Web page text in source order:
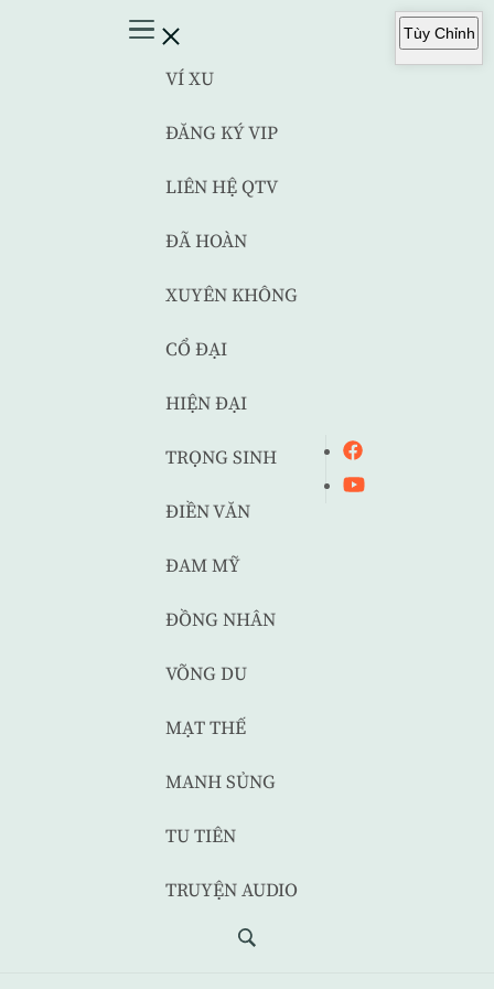
VÍ XU
ĐĂNG KÝ VIP
LIÊN HỆ QTV
ĐÃ HOÀN
XUYÊN KHÔNG
CỔ ĐẠI
HIỆN ĐẠI
TRỌNG SINH
ĐIỀN VĂN
ĐAM MỸ
ĐỒNG NHÂN
VÕNG DU
MẠT THẾ
MANH SỦNG
TU TIÊN
TRUYỆN AUDIO
Tùy Chỉnh